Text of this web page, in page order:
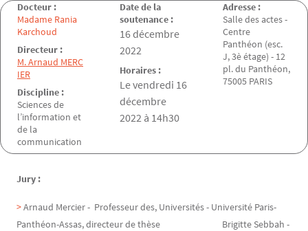
Docteur :
Madame Rania
Karchoud
Directeur :
M. Arnaud MERC
IER
Discipline :
Sciences de
l’information et
de la
communication
Date de la
soutenance :
Date de la soutenance
16 décembre
2022
Horaires :
Le vendredi 16
décembre
2022 à 14h30
Adresse :
Salle des actes -
Centre
Panthéon (esc.
J, 3è étage) - 12
pl. du Panthéon,
75005 PARIS
Jury :
Arnaud Mercier - Professeur des, Universités - Université Paris-
Panthéon-Assas, directeur de thèse Brigitte Sebbah -